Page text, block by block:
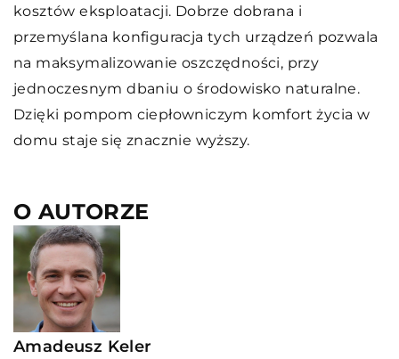
kosztów eksploatacji. Dobrze dobrana i
przemyślana konfiguracja tych urządzeń pozwala
na maksymalizowanie oszczędności, przy
jednoczesnym dbaniu o środowisko naturalne.
Dzięki pompom ciepłowniczym komfort życia w
domu staje się znacznie wyższy.
O AUTORZE
Amadeusz Keler